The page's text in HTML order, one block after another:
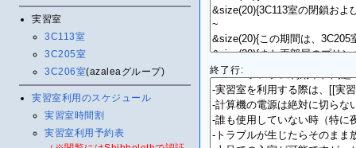
実習室
3C113室
3C205室
3C206室(azaleaグループ)
実習室利用のスケジュール
実習室時間割
実習室利用予約表
終了行: